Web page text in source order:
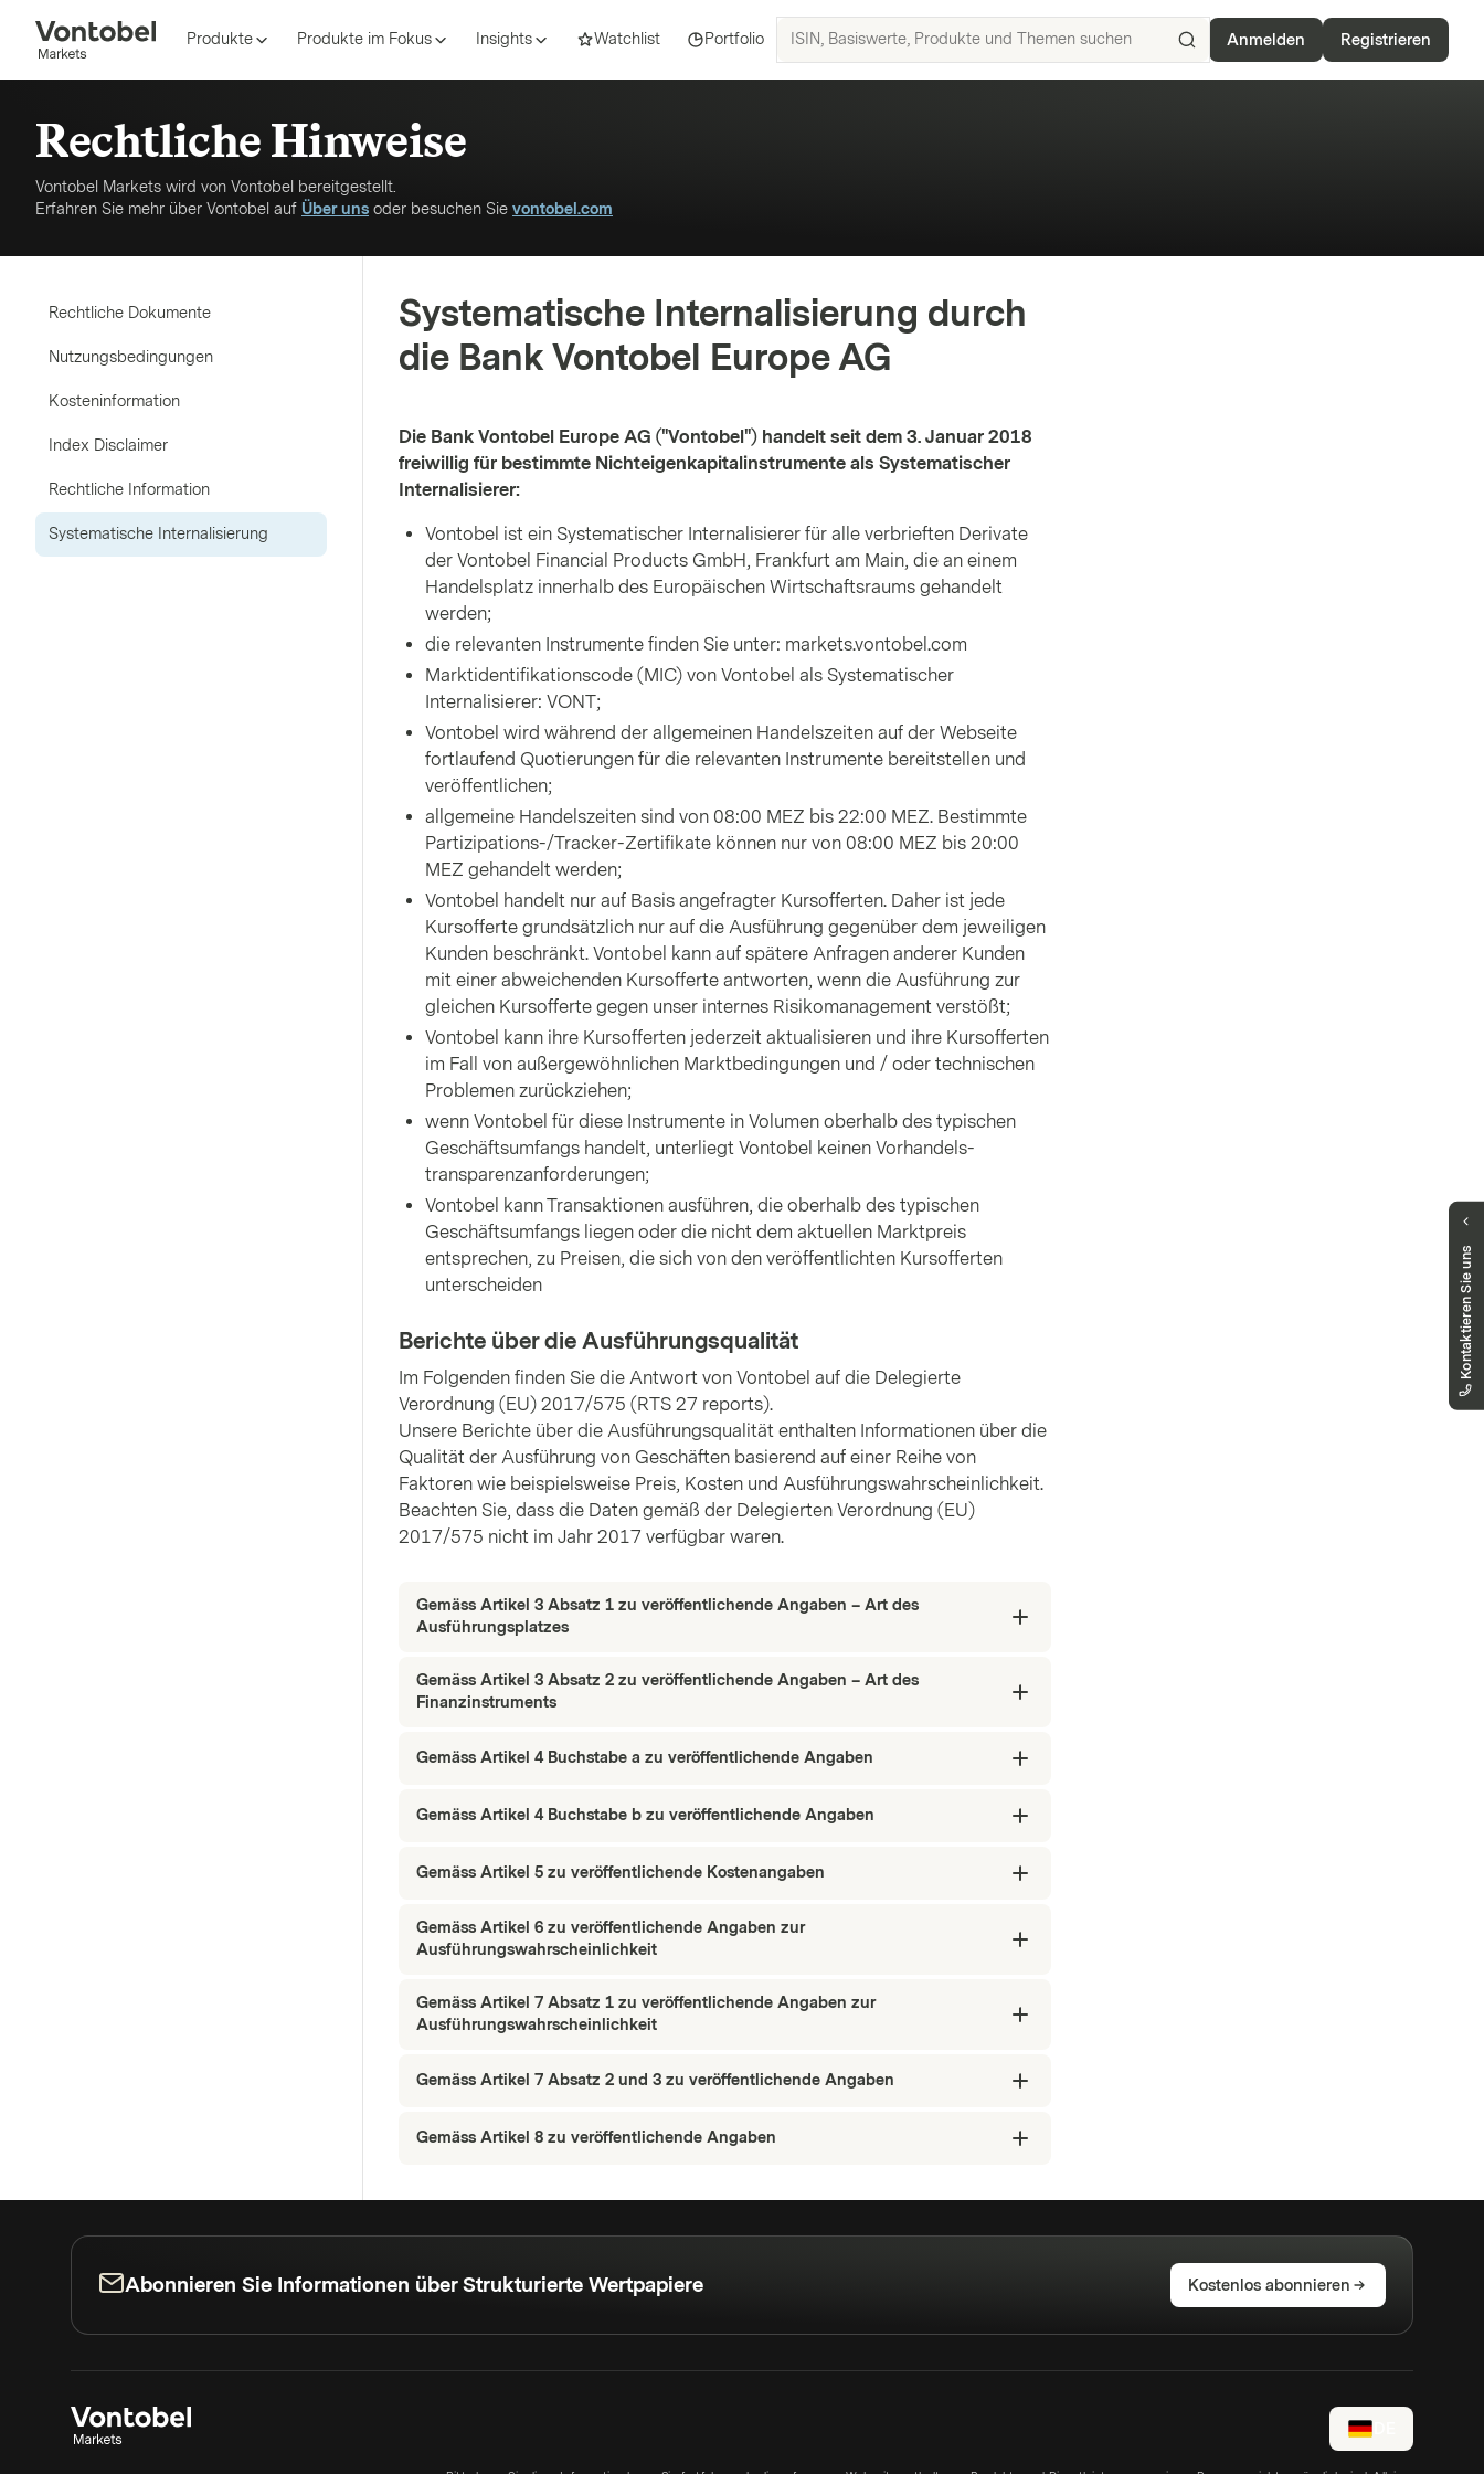
Produkte Produkte im Fokus Insights Watchlist Portfolio
ISIN,
Produkte
ISIN,
Basiswerte,
Anmelden Registrieren
Rechtliche Hinweise
Vontobel Markets wird von Vontobel bereitgestellt.
Erfahren Sie mehr über Vontobel auf Über uns oder besuchen Sie vontobel.com
Rechtliche Dokumente
Nutzungsbedingungen
Kosteninformation
Index Disclaimer
Rechtliche Information
Systematische Internalisierung
Systematische Internalisierung durch
die Bank Vontobel Europe AG
Die Bank Vontobel Europe AG ("Vontobel") handelt seit dem 3. Januar 2018
freiwillig für bestimmte Nicht­eigen­kapital­instrumente als Systematischer
Internalisierer:
Vontobel ist ein Systematischer Internalisierer für alle verbrieften Derivate
der Vontobel Financial Products GmbH, Frankfurt am Main, die an einem
Handelsplatz innerhalb des Euro­päischen Wirtschafts­raums gehandelt
werden;
die relevanten Instrumente finden Sie unter: markets.vontobel.com
Markt­identifikations­code (MIC) von Vontobel als Systematischer
Internalisierer: VONT;
Vontobel wird während der allgemeinen Handelszeiten auf der Webseite
fortlaufend Quotierungen für die relevanten Instrumente bereitstellen und
veröffentlichen;
allgemeine Handelszeiten sind von 08:00 MEZ bis 22:00 MEZ. Bestimmte
Partizipations-/Tracker-Zertifikate können nur von 08:00 MEZ bis 20:00
MEZ gehandelt werden;
Vontobel handelt nur auf Basis angefragter Kursofferten. Daher ist jede
Kursofferte grundsätzlich nur auf die Ausführung gegenüber dem jeweiligen
Kunden beschränkt. Vontobel kann auf spätere Anfragen anderer Kunden
mit einer abweichenden Kursofferte antworten, wenn die Ausführung zur
gleichen Kursofferte gegen unser internes Risikomanagement verstößt;
Vontobel kann ihre Kursofferten jederzeit aktualisieren und ihre Kursofferten
im Fall von außer­gewöhn­lichen Markt­bedingungen und / oder technischen
Problemen zurück­ziehen;
wenn Vontobel für diese Instrumente in Volumen oberhalb des typischen
Geschäftsumfangs handelt, unterliegt Vontobel keinen Vor­handels­
transparenz­anforder­ungen;
Vontobel kann Transaktionen ausführen, die oberhalb des typischen
Geschäftsumfangs liegen oder die nicht dem aktuellen Marktpreis
entsprechen, zu Preisen, die sich von den veröffent­lichten Kursofferten
unterscheiden
Berichte über die Aus­füh­rung­squalität
Im Folgenden finden Sie die Antwort von Vontobel auf die Delegierte
Verordnung (EU) 2017/575 (RTS 27 reports).
Unsere Berichte über die Aus­führ­ungs­qualität enthalten Informationen über die
Qualität der Ausführung von Geschäften basierend auf einer Reihe von
Faktoren wie beispielsweise Preis, Kosten und Aus­führ­ungs­wahrscheinlichkeit.
Beachten Sie, dass die Daten gemäß der Delegierten Verordnung (EU)
2017/575 nicht im Jahr 2017 verfügbar waren.
Gemäss Artikel 3 Absatz 1 zu veröffentlichende Angaben – Art des
Ausführungsplatzes
Gemäss Artikel 3 Absatz 2 zu veröffentlichende Angaben – Art des
Finanzinstruments
Gemäss Artikel 4 Buchstabe a zu veröffentlichende Angaben
Gemäss Artikel 4 Buchstabe b zu veröffentlichende Angaben
Gemäss Artikel 5 zu veröffentlichende Kostenangaben
Gemäss Artikel 6 zu veröffentlichende Angaben zur
Ausführungswahrscheinlichkeit
Gemäss Artikel 7 Absatz 1 zu veröffentlichende Angaben zur
Ausführungswahrscheinlichkeit
Gemäss Artikel 7 Absatz 2 und 3 zu veröffentlichende Angaben
Gemäss Artikel 8 zu veröffentlichende Angaben
Kontaktieren Sie uns
Abonnieren Sie Informationen über Strukturierte Wertpapiere Kostenlos abonnieren